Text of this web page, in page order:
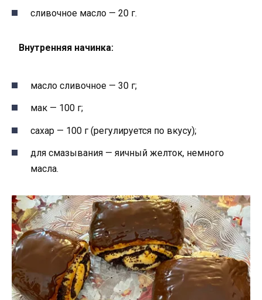
сливочное масло — 20 г.
Внутренняя начинка:
масло сливочное — 30 г;
мак — 100 г;
сахар — 100 г (регулируется по вкусу);
для смазывания — яичный желток, немного
масла.